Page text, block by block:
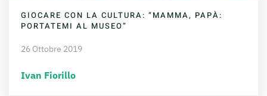
GIOCARE CON LA CULTURA: “MAMMA, PAPÀ:
PORTATEMI AL MUSEO”
26 Ottobre 2019
Ivan Fiorillo